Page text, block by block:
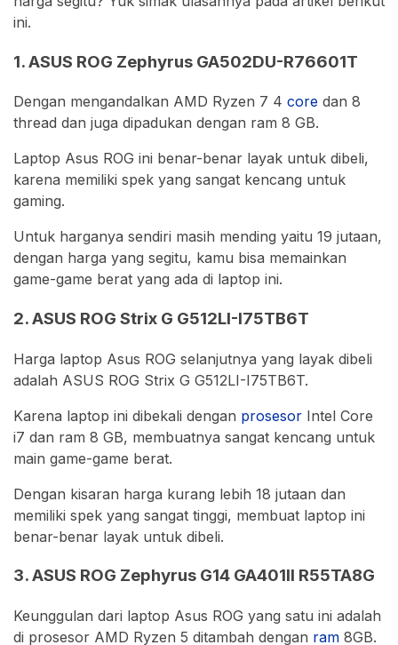
ini.
1. ASUS ROG Zephyrus GA502DU-R76601T
Dengan mengandalkan AMD Ryzen 7 4 core dan 8
thread dan juga dipadukan dengan ram 8 GB.
Laptop Asus ROG ini benar-benar layak untuk dibeli,
karena memiliki spek yang sangat kencang untuk
gaming.
Untuk harganya sendiri masih mending yaitu 19 jutaan,
dengan harga yang segitu, kamu bisa memainkan
game-game berat yang ada di laptop ini.
2. ASUS ROG Strix G G512LI-I75TB6T
Harga laptop Asus ROG selanjutnya yang layak dibeli
adalah ASUS ROG Strix G G512LI-I75TB6T.
Karena laptop ini dibekali dengan prosesor Intel Core
i7 dan ram 8 GB, membuatnya sangat kencang untuk
main game-game berat.
Dengan kisaran harga kurang lebih 18 jutaan dan
memiliki spek yang sangat tinggi, membuat laptop ini
benar-benar layak untuk dibeli.
3. ASUS ROG Zephyrus G14 GA401II R55TA8G
Keunggulan dari laptop Asus ROG yang satu ini adalah
di prosesor AMD Ryzen 5 ditambah dengan ram 8GB.